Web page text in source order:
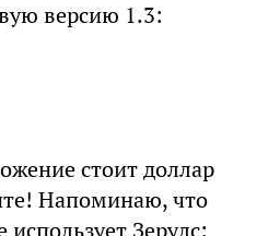
версию 1.3:
стоит доллар
Напоминаю, что